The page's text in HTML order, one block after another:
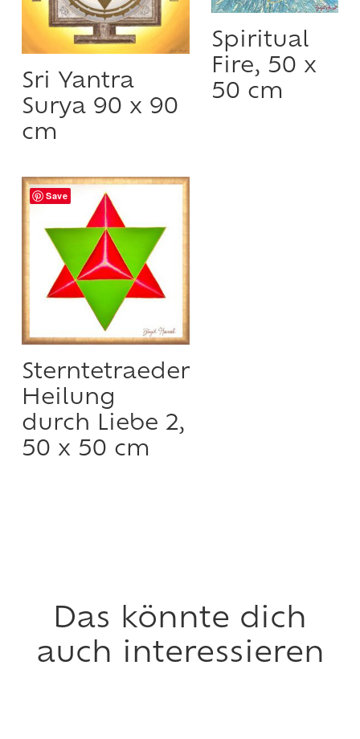
Sri Yantra
Surya 90 x 90
cm
Spiritual
Fire, 50 x
50 cm
Save
Sterntetraeder
Heilung
durch Liebe 2,
50 x 50 cm
Das könnte dich
auch interessieren